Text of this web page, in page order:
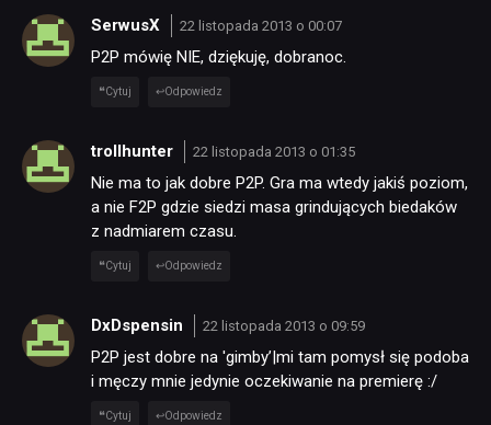
SerwusX 22 listopada 2013 o 00:07
P2P mówię NIE, dziękuję, dobranoc.
Cytuj Odpowiedz
trollhunter 22 listopada 2013 o 01:35
Nie ma to jak dobre P2P. Gra ma wtedy jakiś poziom,
a nie F2P gdzie siedzi masa grindujących biedaków
z nadmiarem czasu.
Cytuj Odpowiedz
DxDspensin 22 listopada 2013 o 09:59
P2P jest dobre na 'gimby’|mi tam pomysł się podoba
i męczy mnie jedynie oczekiwanie na premierę :/
Cytuj Odpowiedz